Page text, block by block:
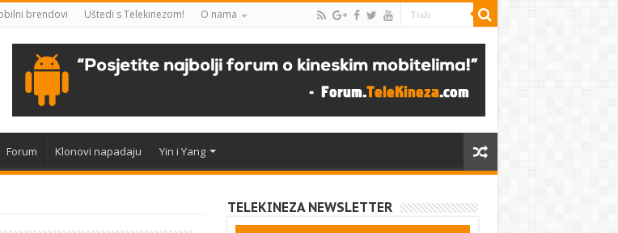
brendovi Uštedi s Telekinezom! O nama
Forum Klonovi napadaju Yin i Yang
TELEKINEZA NEWSLETTER